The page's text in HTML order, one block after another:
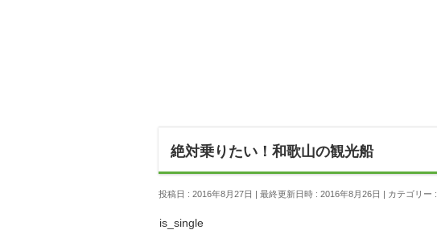
絶対乗りたい！和歌山の観光船
投稿日 : 2016年8月27日 最終更新日時 : 2016年8月26日 カテゴリー :
is_single